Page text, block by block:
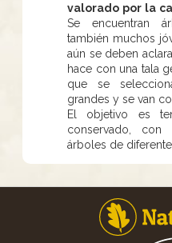
valorado por la
Se encuentran
también muchos
aún se deben
hace con una tala
que se
grandes y se van
El objetivo es
conservado, con
árboles de